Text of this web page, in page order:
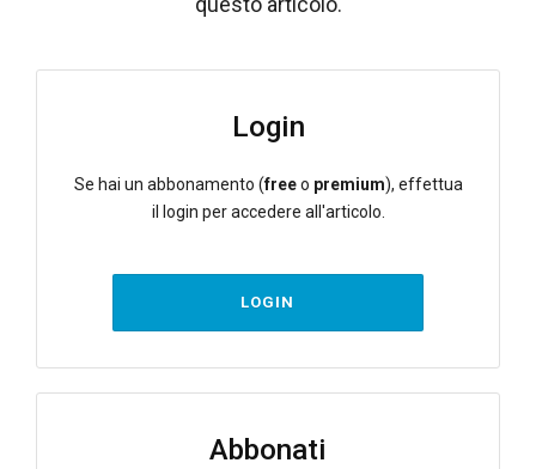
Login
Se hai un abbonamento (freeo premium), effettua
il login per accedere all'articolo.
LOGIN
Abbonati